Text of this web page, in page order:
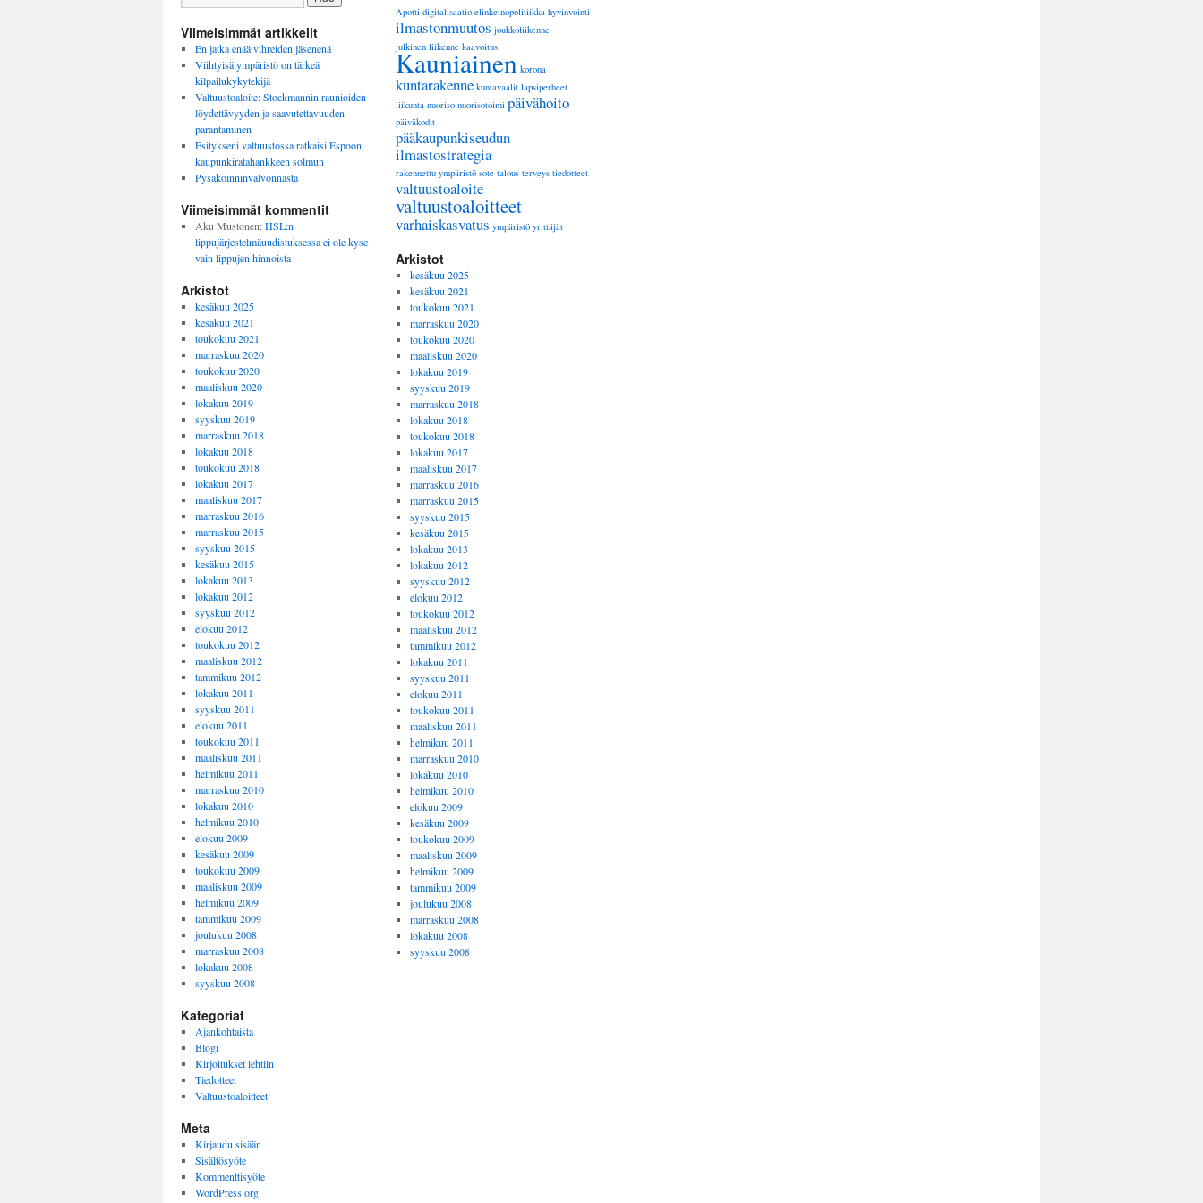
Viimeisimmät artikkelit
En jatka enää vihreiden jäsenenä
Viihtyisä ympäristö on tärkeä
kilpailukykytekijä
Valtuustoaloite: Stockmannin raunioiden
löydettävyyden ja saavutettavuuden
parantaminen
Esitykseni valtuustossa ratkaisi Espoon
kaupunkiratahankkeen solmun
Pysäköinninvalvonnasta
Viimeisimmät kommentit
Aku Mustonen:HSL:n
lippujärjestelmäuudistuksessa ei ole kyse
vain lippujen hinnoista
Arkistot
kesäkuu 2025
kesäkuu 2021
toukokuu 2021
marraskuu 2020
toukokuu 2020
maaliskuu 2020
lokakuu 2019
syyskuu 2019
marraskuu 2018
lokakuu 2018
toukokuu 2018
lokakuu 2017
maaliskuu 2017
marraskuu 2016
marraskuu 2015
syyskuu 2015
kesäkuu 2015
lokakuu 2013
lokakuu 2012
syyskuu 2012
elokuu 2012
toukokuu 2012
maaliskuu 2012
tammikuu 2012
lokakuu 2011
syyskuu 2011
elokuu 2011
toukokuu 2011
maaliskuu 2011
helmikuu 2011
marraskuu 2010
lokakuu 2010
helmikuu 2010
elokuu 2009
kesäkuu 2009
toukokuu 2009
maaliskuu 2009
helmikuu 2009
tammikuu 2009
joulukuu 2008
marraskuu 2008
lokakuu 2008
syyskuu 2008
Kategoriat
Ajankohtaista
Blogi
Kirjoitukset lehtiin
Tiedotteet
Valtuustoaloitteet
Meta
Kirjaudu sisään
Sisältösyöte
Kommenttisyöte
WordPress.org
Apotti digitalisaatio elinkeinopolitiikka hyvinvointi
ilmastonmuutos joukkoliikenne
julkinen liikenne kaavoitus
Kauniainen korona
kuntarakenne kuntavaalit lapsiperheet
liikunta nuoriso nuorisotoimi päivähoito
päiväkodit
pääkaupunkiseudun
ilmastostrategia
rakennettu ympäristö sote talous terveys tiedotteet
valtuustoaloite
valtuustoaloitteet
varhaiskasvatus ympäristö yrittäjät
Arkistot
kesäkuu 2025
kesäkuu 2021
toukokuu 2021
marraskuu 2020
toukokuu 2020
maaliskuu 2020
lokakuu 2019
syyskuu 2019
marraskuu 2018
lokakuu 2018
toukokuu 2018
lokakuu 2017
maaliskuu 2017
marraskuu 2016
marraskuu 2015
syyskuu 2015
kesäkuu 2015
lokakuu 2013
lokakuu 2012
syyskuu 2012
elokuu 2012
toukokuu 2012
maaliskuu 2012
tammikuu 2012
lokakuu 2011
syyskuu 2011
elokuu 2011
toukokuu 2011
maaliskuu 2011
helmikuu 2011
marraskuu 2010
lokakuu 2010
helmikuu 2010
elokuu 2009
kesäkuu 2009
toukokuu 2009
maaliskuu 2009
helmikuu 2009
tammikuu 2009
joulukuu 2008
marraskuu 2008
lokakuu 2008
syyskuu 2008